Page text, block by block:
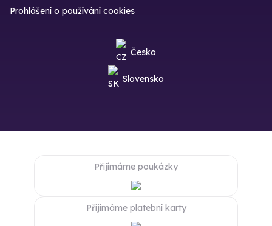
Prohlášení o používání cookies
Česko
Slovensko
Přijímáme poukázky
Přijímáme platební karty